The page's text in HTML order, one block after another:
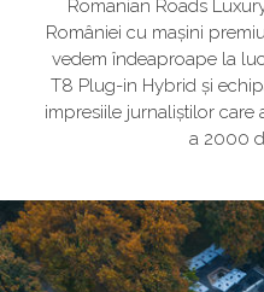
Romanian Roads
României cu mașini
vedem îndeaproape la
T8 Plug-in Hybrid și
impresiile jurnaliștilor care
a 2000